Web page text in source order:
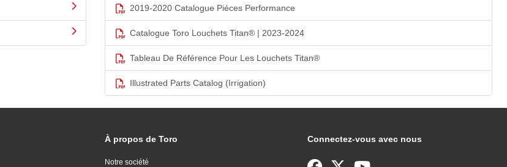
2019-2020 Catalogue Piéces Performance
Catalogue Toro Louchets Titan® | 2023-2024
Tableau De Référence Pour Les Louchets Titan®
Illustrated Parts Catalog (Irrigation)
À propos de Toro
Notre société
Connectez-vous avec nous